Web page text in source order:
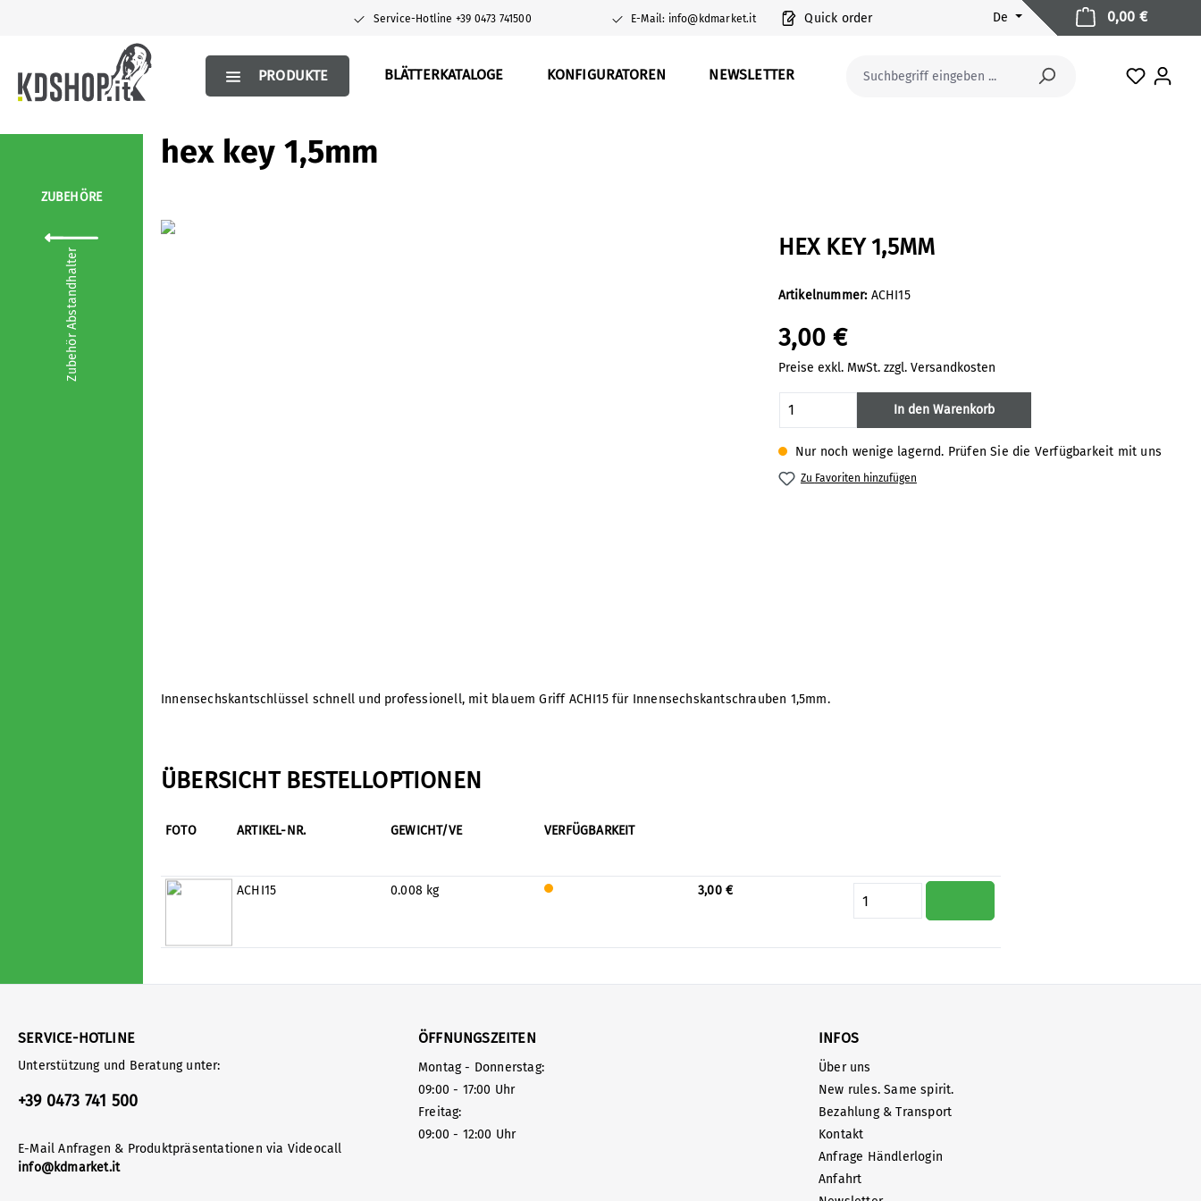
Service-Hotline +39 0473 741500 E-Mail: info@kdmarket.it Quick order De
PRODUKTE BLÄTTERKATALOGE KONFIGURATOREN NEWSLETTER Du hast
0,00 €
ZUBEHÖRE
Zubehör Abstandhalter
hex key 1,5mm
Bildergalerie überspringen
HEX KEY 1,5MM
Artikelnummer: ACHI15
3,00 €
Preise exkl. MwSt. zzgl. Versandkosten
Nur noch wenige lagernd. Prüfen Sie die Verfügbarkeit mit uns
Produkt Anzahl: Gib den gewünschten
In den Warenkorb
Zu Favoriten hinzufügen
Innensechskantschlüssel schnell und professionell, mit blauem Griff ACHI15 für Innensechskantschrauben 1,5mm.
ÜBERSICHT BESTELLOPTIONEN
FOTO ARTIKEL-NR. GEWICHT/VE VERFÜGBARKEIT
ACHI15 0.008 kg
nd.
3,00 € Produkt Anzahl: Gib den
SERVICE-HOTLINE
Unterstützung und Beratung unter:
+39 0473 741 500
E-Mail Anfragen & Produktpräsentationen via Videocall
info@kdmarket.it
ÖFFNUNGSZEITEN
Montag - Donnerstag:
09:00 - 17:00 Uhr
Freitag:
09:00 - 12:00 Uhr
INFOS
Über uns
New rules. Same spirit.
Bezahlung & Transport
Kontakt
Anfrage Händlerlogin
Anfahrt